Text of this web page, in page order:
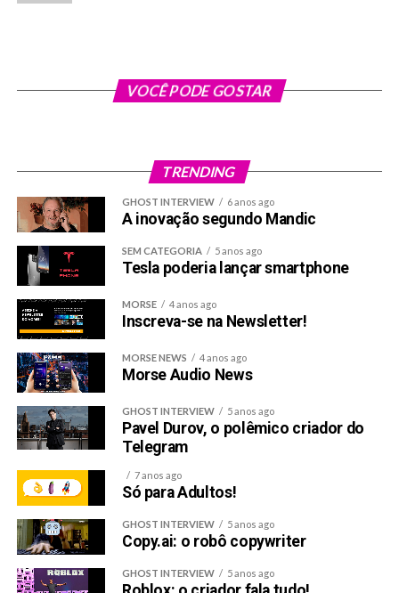
VOCÊ PODE GOSTAR
TRENDING
GHOST INTERVIEW 6 anos ago
A inovação segundo Mandic
SEM CATEGORIA 5 anos ago
Tesla poderia lançar smartphone
MORSE 4 anos ago
Inscreva-se na Newsletter!
MORSE NEWS 4 anos ago
Morse Audio News
GHOST INTERVIEW 5 anos ago
Pavel Durov, o polêmico criador do
Telegram
7 anos ago
Só para Adultos!
GHOST INTERVIEW 5 anos ago
Copy.ai: o robô copywriter
GHOST INTERVIEW 5 anos ago